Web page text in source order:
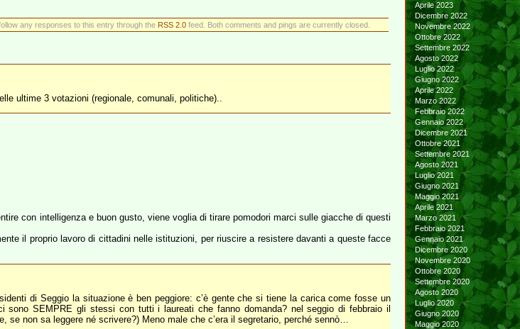
any responses to this entry through the RSS 2.0feed. Both comments and pings are currently closed.
ultime 3 votazioni (regionale, comunali, politiche)..
con intelligenza e buon gusto, viene voglia di tirare pomodori marci sulle giacche di questi
il proprio lavoro di cittadini nelle istituzioni, per riuscire a resistere davanti a queste facce
di Seggio la situazione è ben peggiore: c’è gente che si tiene la carica come fosse un
SEMPRE gli stessi con tutti i laureati che fanno domanda? nel seggio di febbraio il
se non sa leggere né scrivere?) Meno male che c’era il segretario, perché sennò…
Aprile 2023
Dicembre 2022
Novembre 2022
Ottobre 2022
Settembre 2022
Agosto 2022
Luglio 2022
Giugno 2022
Aprile 2022
Marzo 2022
Febbraio 2022
Gennaio 2022
Dicembre 2021
Ottobre 2021
Settembre 2021
Agosto 2021
Luglio 2021
Giugno 2021
Maggio 2021
Aprile 2021
Marzo 2021
Febbraio 2021
Gennaio 2021
Dicembre 2020
Novembre 2020
Ottobre 2020
Settembre 2020
Agosto 2020
Luglio 2020
Giugno 2020
Maggio 2020